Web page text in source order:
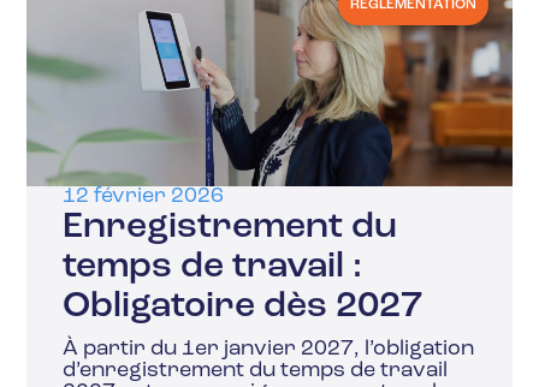
RÈGLEMENTATION
12 février 2026
Enregistrement du
temps de travail :
Obligatoire dès 2027
À partir du 1er janvier 2027, l’obligation
d’enregistrement du temps de travail